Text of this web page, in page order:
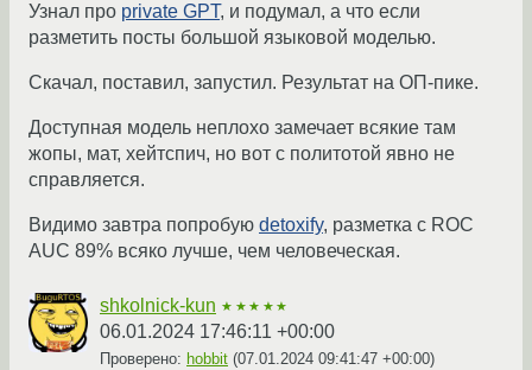
Узнал про private GPT, и подумал, а что если
разметить посты большой языковой моделью.
Скачал, поставил, запустил. Результат на ОП-пике.
Доступная модель неплохо замечает всякие там
жопы, мат, хейтспич, но вот с политотой явно не
справляется.
Видимо завтра попробую detoxify, разметка с ROC
AUC 89% всяко лучше, чем человеческая.
shkolnick-kun ★★★★★
06.01.2024 17:46:11 +00:00
Проверено: hobbit (07.01.2024 09:41:47 +00:00)